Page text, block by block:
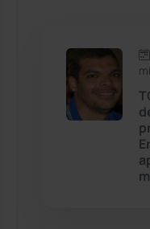
Caetité
Candiba
Cândido Sales